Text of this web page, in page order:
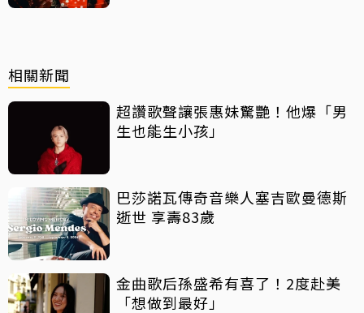
相關新聞
超讚歌聲讓張惠妹驚艷！他爆「男
生也能生小孩」
巴莎諾瓦傳奇音樂人塞吉歐曼德斯
逝世 享壽83歲
金曲歌后孫盛希有喜了！2度赴美
「想做到最好」